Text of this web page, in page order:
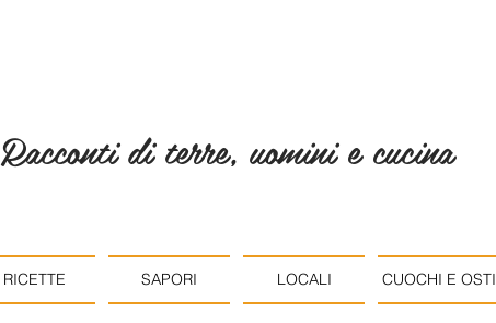
Racconti di terre, uomini e cucina
RICETTE SAPORI LOCALI CUOCHI E OSTI